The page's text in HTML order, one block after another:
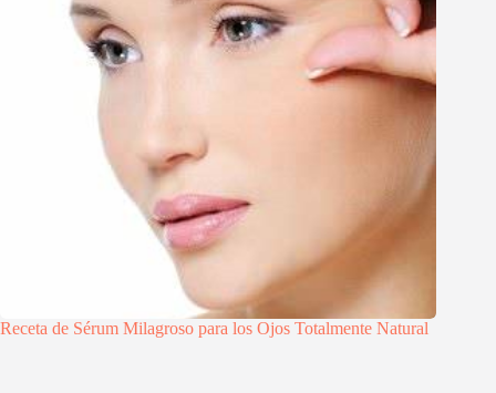
Receta de Sérum Milagroso para los Ojos Totalmente Natural